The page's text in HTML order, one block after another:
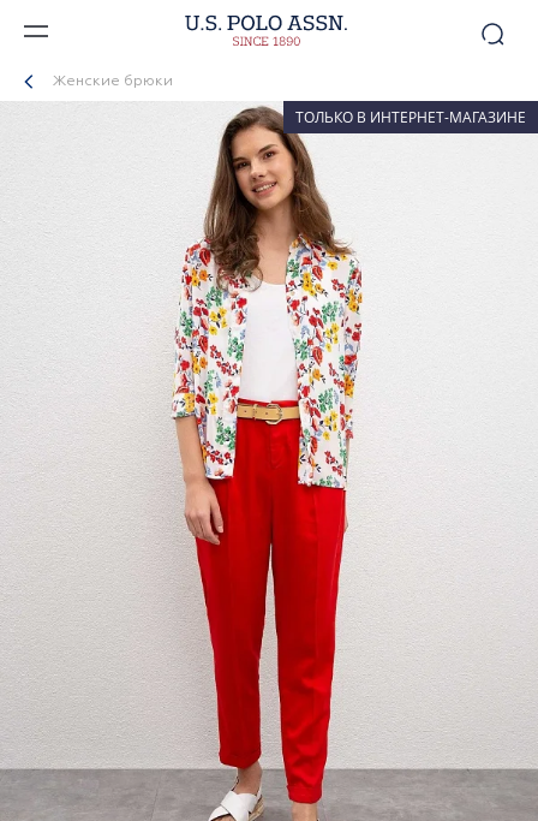
Женские брюки
ТОЛЬКО В ИНТЕРНЕТ-МАГАЗИНЕ